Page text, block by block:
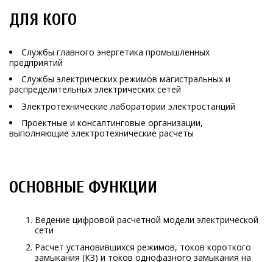
ДЛЯ КОГО
Службы главного энергетика промышленных
предприятий
Службы электрических режимов магистральных и
распределительных электрических сетей
Электротехнические лаборатории электростанций
Проектные и консалтинговые организации,
выполняющие электротехнические расчеты
ОСНОВНЫЕ ФУНКЦИИ
Ведение цифровой расчетной модели электрической
сети
Расчет установившихся режимов, токов короткого
замыкания (КЗ) и токов однофазного замыкания на